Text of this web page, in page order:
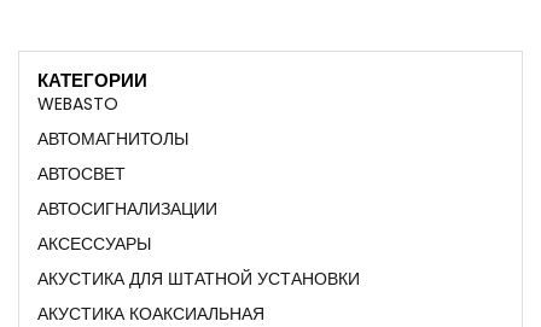
КАТЕГОРИИ
WEBASTO
АВТОМАГНИТОЛЫ
АВТОСВЕТ
АВТОСИГНАЛИЗАЦИИ
АКСЕССУАРЫ
АКУСТИКА ДЛЯ ШТАТНОЙ УСТАНОВКИ
АКУСТИКА КОАКСИАЛЬНАЯ